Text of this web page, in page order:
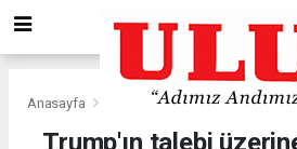
Anasayfa Gündem
Trump'ın talebi